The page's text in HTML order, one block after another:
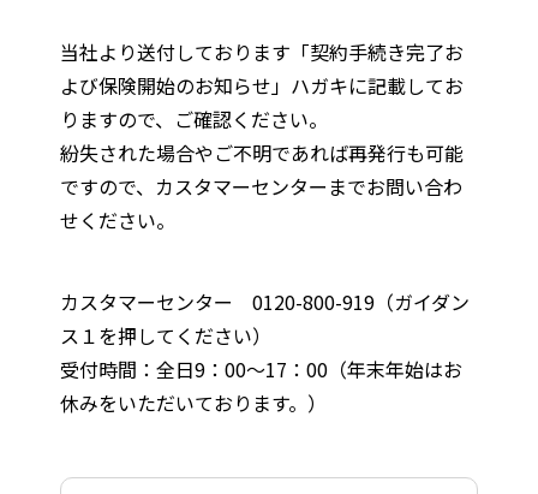
当社より送付しております「契約手続き完了お
よび保険開始のお知らせ」ハガキに記載してお
りますので、ご確認ください。
紛失された場合やご不明であれば再発行も可能
ですので、カスタマーセンターまでお問い合わ
せください。
カスタマーセンター 0120-800-919（ガイダン
ス１を押してください）
受付時間：全日9：00～17：00（年末年始はお
休みをいただいております。）